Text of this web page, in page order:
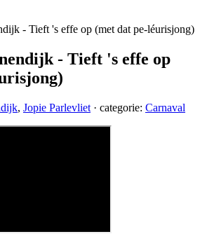
- Tieft 's effe op (met dat pe-léurisjong)
- Tieft 's effe op
, Jopie Parlevliet · categorie: Carnaval